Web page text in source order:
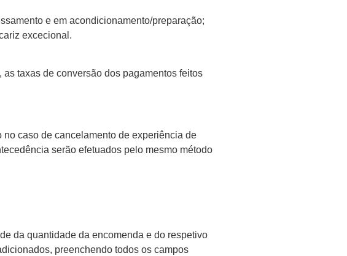
e em acondicionamento/preparação;
excecional.
taxas de conversão dos pagamentos feitos
caso de cancelamento de experiência de
serão efetuados pelo mesmo método
da quantidade da encomenda e do respetivo
preenchendo todos os campos